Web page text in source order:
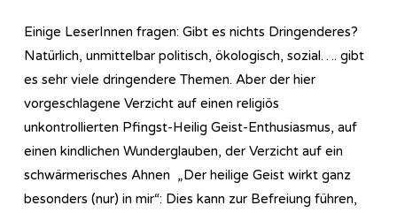
Einige LeserInnen fragen: Gibt es nichts Dringenderes?
Natürlich, unmittelbar politisch, ökologisch, sozial…. gibt
es sehr viele dringendere Themen. Aber der hier
vorgeschlagene Verzicht auf einen religiös
unkontrollierten Pfingst-Heilig Geist-Enthusiasmus, auf
einen kindlichen Wunderglauben, der Verzicht auf ein
schwärmerisches Ahnen „Der heilige Geist wirkt ganz
besonders (nur) in mir“: Dies kann zur Befreiung führen,